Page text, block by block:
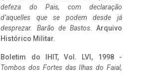
defeza do Pais, com declaração
d’aquelles que se podem desde já
desprezar. Barão de Bastos. Arquivo
Histórico Militar.
Boletim do IHIT, Vol. LVI, 1998 -
Tombos dos Fortes das Ilhas do Faial,